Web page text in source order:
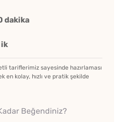
dakika
tariflerimiz sayesinde hazırlaması
en kolay, hızlı ve pratik şekilde
Beğendiniz?